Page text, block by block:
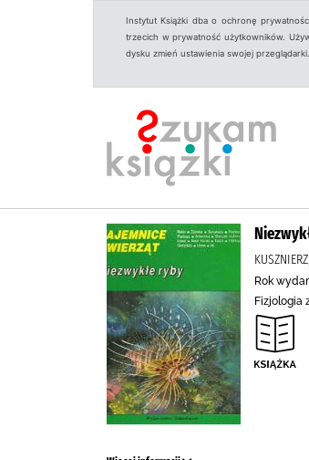
Instytut Książki dba o ochronę
trzecich w prywatność użytkowników.
dysku zmień ustawienia swojej
Rok
Fizjologia